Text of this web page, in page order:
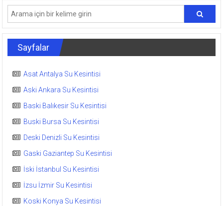
Sayfalar
Asat Antalya Su Kesintisi
Aski Ankara Su Kesintisi
Baski Balıkesir Su Kesintisi
Buski Bursa Su Kesintisi
Deski Denizli Su Kesintisi
Gaski Gaziantep Su Kesintisi
İski İstanbul Su Kesintisi
İzsu İzmir Su Kesintisi
Koski Konya Su Kesintisi